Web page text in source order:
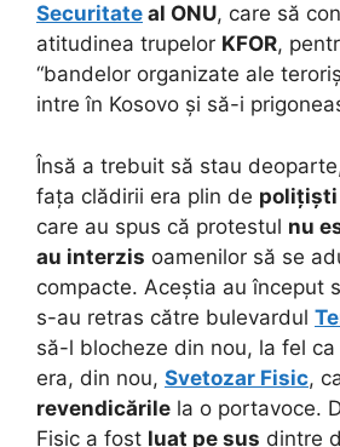
Securitate al ONU, care să
atitudinea trupelor KFOR,
“bandelor organizate ale
intre în Kosovo și să-i
Însă a trebuit să stau
fața clădirii era plin de polițiști
care au spus că protestul nu
au interzis oamenilor să se
compacte. Aceștia au început
s-au retras către bulevardul
să-l blocheze din nou, la fel
era, din nou, Svetozar Fisic,
revendicările la o portavoce.
Fisic a fost luat pe sus dintre